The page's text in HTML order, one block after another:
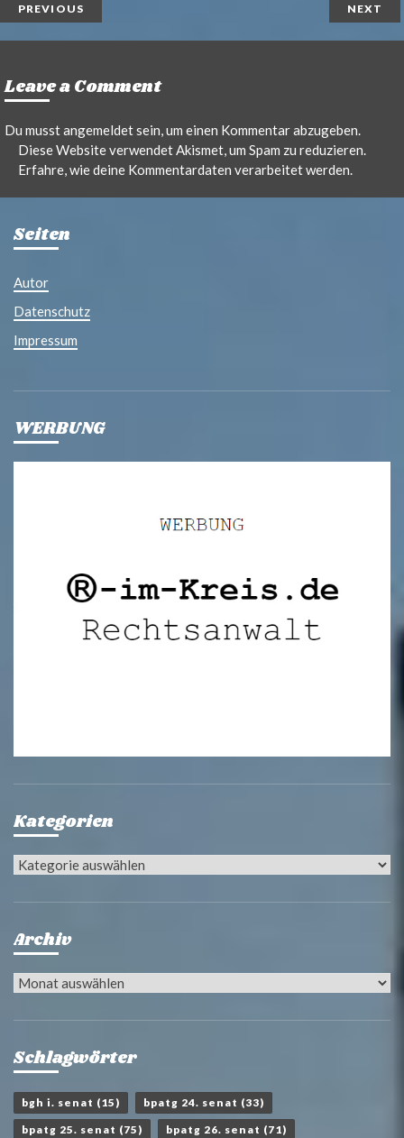
PREVIOUS NEXT
Leave a Comment
Du musstangemeldetsein, um einen Kommentar abzugeben.
Diese Website verwendet Akismet, um Spam zu reduzieren.
Erfahre, wie deine Kommentardaten verarbeitet werden.
Seiten
Autor
Datenschutz
Impressum
WERBUNG
Kategorien
Kategorien
Archiv
Archiv
Schlagwörter
bgh i. senat (15) bpatg 24. senat (33)
bpatg 25. senat (75) bpatg 26. senat (71)